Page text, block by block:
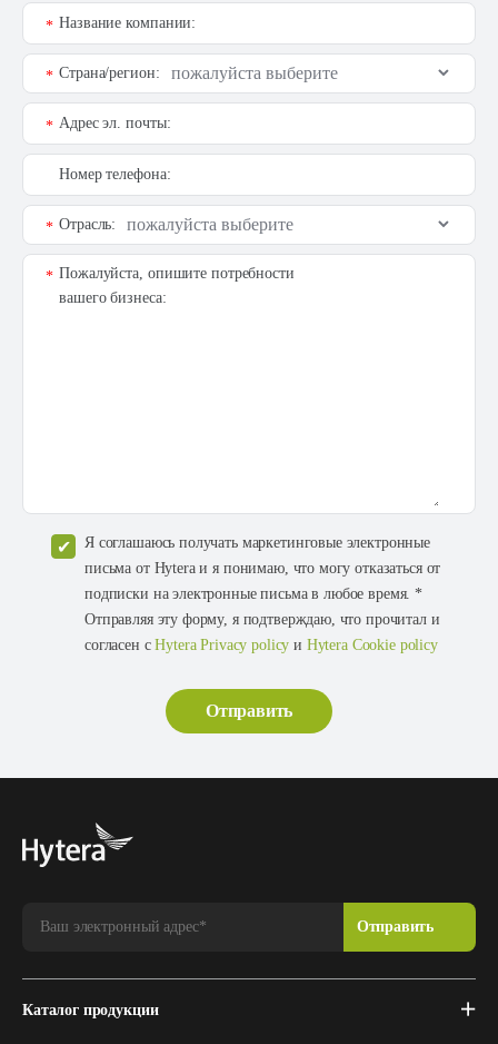
Название компании:
*
Страна/регион:
*
Адрес эл. почты:
*
Номер телефона:
Отрасль:
*
Пожалуйста, опишите потребности
вашего бизнеса:
*
Я соглашаюсь получать маркетинговые электронные
письма от Hytera и я понимаю, что могу отказаться от
подписки на электронные письма в любое время. *
Отправляя эту форму, я подтверждаю, что прочитал и
согласен сHytera Privacy policy и Hytera Cookie policy
Каталог продукции